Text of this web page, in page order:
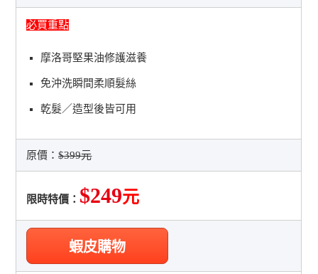
必買重點
摩洛哥堅果油修護滋養
免沖洗瞬間柔順髮絲
乾髮／造型後皆可用
原價：$399元
限時特價： $249元
蝦皮購物